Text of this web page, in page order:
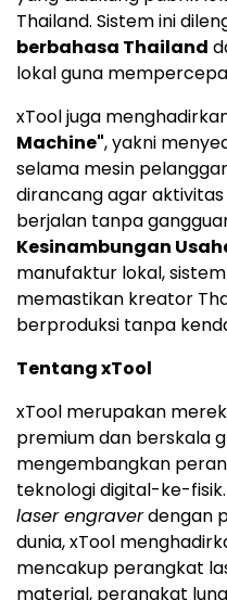
Thailand. Sistem ini
berbahasa Thailand
lokal guna
xTool juga
Machine", yakni
selama mesin
dirancang agar
berjalan tanpa
Kesinambungan
manufaktur lokal,
memastikan kreator
berproduksi tanpa
Tentang xTool
xTool merupakan
premium dan berskala
mengembangkan
teknologi digital-ke-
laser engraverdengan
dunia, xTool
mencakup perangkat
material, perangkat